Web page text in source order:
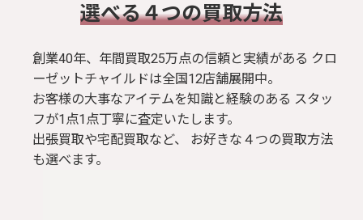
​選べる４つの買取方法
創業40年、年間買取25万点の信頼と実績がある クロ
ーゼットチャイルドは全国12店舗展開中。
お客様の大事なアイテムを知識と経験のある スタッ
フが1点1点丁寧に査定いたします。
出張買取や宅配買取など、 お好きな４つの買取方法
も選べます。